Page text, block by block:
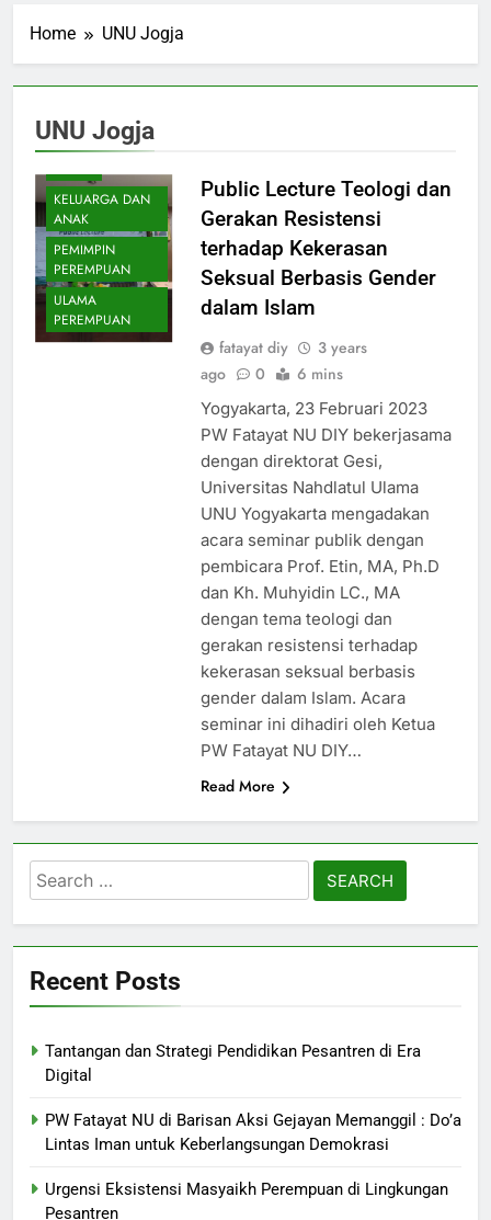
Home UNU Jogja
UNU Jogja
KELUARGA DAN
ANAK
PEMIMPIN
PEREMPUAN
ULAMA
PEREMPUAN
Public Lecture Teologi dan
Gerakan Resistensi
terhadap Kekerasan
Seksual Berbasis Gender
dalam Islam
fatayat diy
3 years
ago
0 6 mins
Yogyakarta, 23 Februari 2023
PW Fatayat NU DIY bekerjasama
dengan direktorat Gesi,
Universitas Nahdlatul Ulama
UNU Yogyakarta mengadakan
acara seminar publik dengan
pembicara Prof. Etin, MA, Ph.D
dan Kh. Muhyidin LC., MA
dengan tema teologi dan
gerakan resistensi terhadap
kekerasan seksual berbasis
gender dalam Islam. Acara
seminar ini dihadiri oleh Ketua
PW Fatayat NU DIY…
Read More
Search
for:
Recent Posts
Tantangan dan Strategi Pendidikan Pesantren di Era
Digital
PW Fatayat NU di Barisan Aksi Gejayan Memanggil : Do’a
Lintas Iman untuk Keberlangsungan Demokrasi
Urgensi Eksistensi Masyaikh Perempuan di Lingkungan
Pesantren